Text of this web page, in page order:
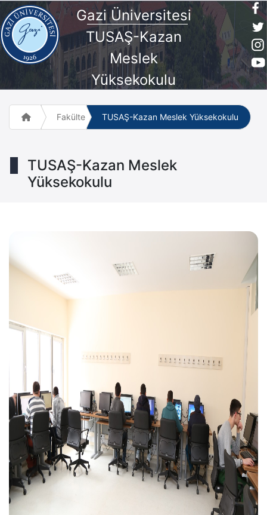
Gazi Üniversitesi
TUSAŞ-Kazan
Meslek
Yüksekokulu
Fakülte ve Meslek Yüksek Okulları
TUSAŞ-Kazan Meslek Yüksekokulu
TUSAŞ-Kazan Meslek
Yüksekokulu